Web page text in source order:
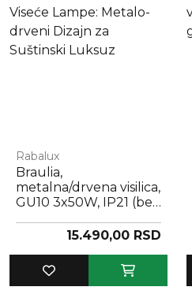
Rabalux
Braulia,
metalna/drvena visilica,
GU10 3x50W, IP21 (bez
15.490,00 RSD